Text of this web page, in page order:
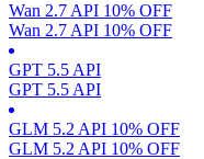
Wan 2.7 API 10% OFF
Wan 2.7 API 10% OFF
GPT 5.5 API
GPT 5.5 API
GLM 5.2 API 10% OFF
GLM 5.2 API 10% OFF